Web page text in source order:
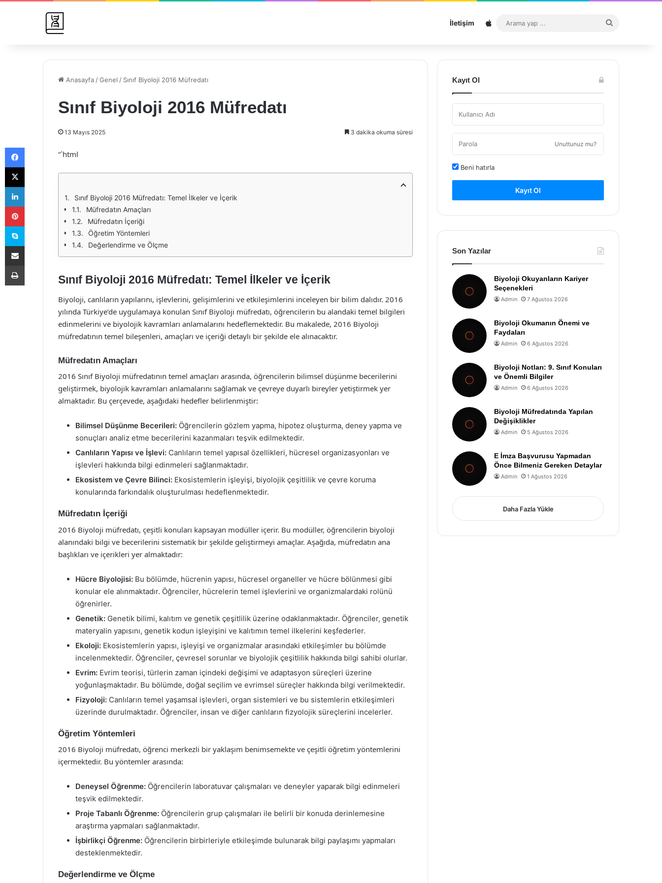
İletişim Sitemap
...
Anasayfa /Genel / Sınıf Biyoloji 2016 Müfredatı
Sınıf Biyoloji 2016 Müfredatı
13 Mayıs 2025 3 dakika okuma süresi
“`html
Sınıf Biyoloji 2016 Müfredatı: Temel İlkeler ve İçerik
Müfredatın Amaçları
Müfredatın İçeriği
Öğretim Yöntemleri
Değerlendirme ve Ölçme
Sınıf Biyoloji 2016 Müfredatı: Temel İlkeler ve İçerik
Biyoloji, canlıların yapılarını, işlevlerini, gelişimlerini ve etkileşimlerini inceleyen bir bilim dalıdır. 2016
yılında Türkiye’de uygulamaya konulan Sınıf Biyoloji müfredatı, öğrencilerin bu alandaki temel bilgileri
edinmelerini ve biyolojik kavramları anlamalarını hedeflemektedir. Bu makalede, 2016 Biyoloji
müfredatının temel bileşenleri, amaçları ve içeriği detaylı bir şekilde ele alınacaktır.
Müfredatın Amaçları
2016 Sınıf Biyoloji müfredatının temel amaçları arasında, öğrencilerin bilimsel düşünme becerilerini
geliştirmek, biyolojik kavramları anlamalarını sağlamak ve çevreye duyarlı bireyler yetiştirmek yer
almaktadır. Bu çerçevede, aşağıdaki hedefler belirlenmiştir:
Bilimsel Düşünme Becerileri: Öğrencilerin gözlem yapma, hipotez oluşturma, deney yapma ve
sonuçları analiz etme becerilerini kazanmaları teşvik edilmektedir.
Canlıların Yapısı ve İşlevi: Canlıların temel yapısal özellikleri, hücresel organizasyonları ve
işlevleri hakkında bilgi edinmeleri sağlanmaktadır.
Ekosistem ve Çevre Bilinci: Ekosistemlerin işleyişi, biyolojik çeşitlilik ve çevre koruma
konularında farkındalık oluşturulması hedeflenmektedir.
Müfredatın İçeriği
2016 Biyoloji müfredatı, çeşitli konuları kapsayan modüller içerir. Bu modüller, öğrencilerin biyoloji
alanındaki bilgi ve becerilerini sistematik bir şekilde geliştirmeyi amaçlar. Aşağıda, müfredatın ana
başlıkları ve içerikleri yer almaktadır:
Hücre Biyolojisi: Bu bölümde, hücrenin yapısı, hücresel organeller ve hücre bölünmesi gibi
konular ele alınmaktadır. Öğrenciler, hücrelerin temel işlevlerini ve organizmalardaki rolünü
öğrenirler.
Genetik: Genetik bilimi, kalıtım ve genetik çeşitlilik üzerine odaklanmaktadır. Öğrenciler, genetik
materyalin yapısını, genetik kodun işleyişini ve kalıtımın temel ilkelerini keşfederler.
Ekoloji: Ekosistemlerin yapısı, işleyişi ve organizmalar arasındaki etkileşimler bu bölümde
incelenmektedir. Öğrenciler, çevresel sorunlar ve biyolojik çeşitlilik hakkında bilgi sahibi olurlar.
Evrim: Evrim teorisi, türlerin zaman içindeki değişimi ve adaptasyon süreçleri üzerine
yoğunlaşmaktadır. Bu bölümde, doğal seçilim ve evrimsel süreçler hakkında bilgi verilmektedir.
Fizyoloji: Canlıların temel yaşamsal işlevleri, organ sistemleri ve bu sistemlerin etkileşimleri
üzerinde durulmaktadır. Öğrenciler, insan ve diğer canlıların fizyolojik süreçlerini incelerler.
Öğretim Yöntemleri
2016 Biyoloji müfredatı, öğrenci merkezli bir yaklaşım benimsemekte ve çeşitli öğretim yöntemlerini
içermektedir. Bu yöntemler arasında:
Deneysel Öğrenme: Öğrencilerin laboratuvar çalışmaları ve deneyler yaparak bilgi edinmeleri
teşvik edilmektedir.
Proje Tabanlı Öğrenme: Öğrencilerin grup çalışmaları ile belirli bir konuda derinlemesine
araştırma yapmaları sağlanmaktadır.
İşbirlikçi Öğrenme: Öğrencilerin birbirleriyle etkileşimde bulunarak bilgi paylaşımı yapmaları
desteklenmektedir.
Değerlendirme ve Ölçme
Kayıt Ol
Unuttunuz mu?
Beni hatırla
Kayıt Ol
Son Yazılar
Biyoloji Okuyanların Kariyer
Seçenekleri
Admin 7 Ağustos 2026
Biyoloji Okumanın Önemi ve
Faydaları
Admin 6 Ağustos 2026
Biyoloji Notları: 9. Sınıf Konuları
ve Önemli Bilgiler
Admin 6 Ağustos 2026
Biyoloji Müfredatında Yapılan
Değişiklikler
Admin 5 Ağustos 2026
E İmza Başvurusu Yapmadan
Önce Bilmeniz Gereken Detaylar
Admin 1 Ağustos 2026
Daha Fazla Yükle
Facebook
X
LinkedIn
Pinterest
Skype
E-Posta ile paylaş